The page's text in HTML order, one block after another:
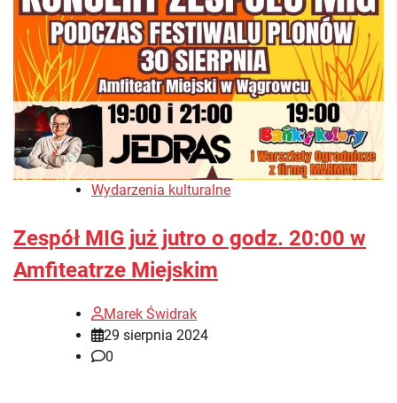
Wydarzenia kulturalne
Zespół MIG już jutro o godz. 20:00 w
Amfiteatrze Miejskim
Marek Świdrak
29 sierpnia 2024
0